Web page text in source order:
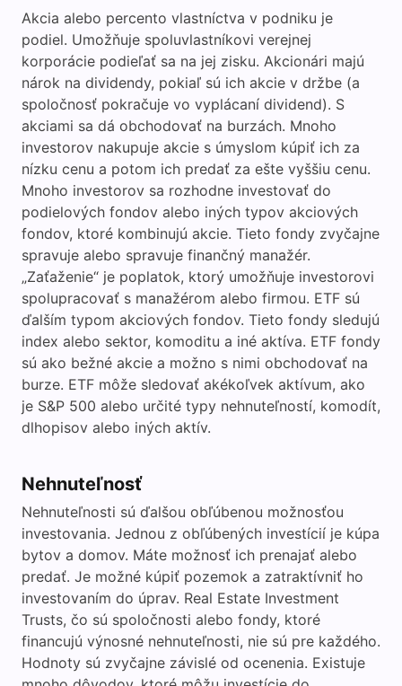
Akcia alebo percento vlastníctva v podniku je
podiel. Umožňuje spoluvlastníkovi verejnej
korporácie podieľať sa na jej zisku. Akcionári majú
nárok na dividendy, pokiaľ sú ich akcie v držbe (a
spoločnosť pokračuje vo vyplácaní dividend). S
akciami sa dá obchodovať na burzách. Mnoho
investorov nakupuje akcie s úmyslom kúpiť ich za
nízku cenu a potom ich predať za ešte vyššiu cenu.
Mnoho investorov sa rozhodne investovať do
podielových fondov alebo iných typov akciových
fondov, ktoré kombinujú akcie. Tieto fondy zvyčajne
spravuje alebo spravuje finančný manažér.
„Zaťaženie“ je poplatok, ktorý umožňuje investorovi
spolupracovať s manažérom alebo firmou. ETF sú
ďalším typom akciových fondov. Tieto fondy sledujú
index alebo sektor, komoditu a iné aktíva. ETF fondy
sú ako bežné akcie a možno s nimi obchodovať na
burze. ETF môže sledovať akékoľvek aktívum, ako
je S&P 500 alebo určité typy nehnuteľností, komodít,
dlhopisov alebo iných aktív.
Nehnuteľnosť
Nehnuteľnosti sú ďalšou obľúbenou možnosťou
investovania. Jednou z obľúbených investícií je kúpa
bytov a domov. Máte možnosť ich prenajať alebo
predať. Je možné kúpiť pozemok a zatraktívniť ho
investovaním do úprav. Real Estate Investment
Trusts, čo sú spoločnosti alebo fondy, ktoré
financujú výnosné nehnuteľnosti, nie sú pre každého.
Hodnoty sú zvyčajne závislé od ocenenia. Existuje